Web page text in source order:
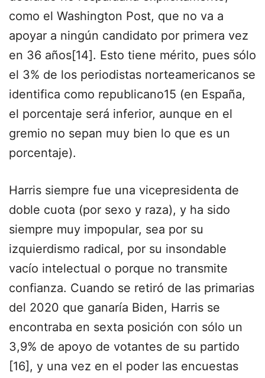
como el Washington Post, que no va a
apoyar a ningún candidato por primera vez
en 36 años[14]. Esto tiene mérito, pues sólo
el 3% de los periodistas norteamericanos se
identifica como republicano15 (en España,
el porcentaje será inferior, aunque en el
gremio no sepan muy bien lo que es un
porcentaje).
Harris siempre fue una vicepresidenta de
doble cuota (por sexo y raza), y ha sido
siempre muy impopular, sea por su
izquierdismo radical, por su insondable
vacío intelectual o porque no transmite
confianza. Cuando se retiró de las primarias
del 2020 que ganaría Biden, Harris se
encontraba en sexta posición con sólo un
3,9% de apoyo de votantes de su partido
[16], y una vez en el poder las encuestas